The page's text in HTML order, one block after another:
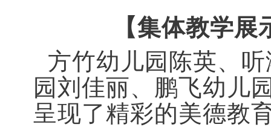
【集体教学
方竹幼儿园陈英、
园刘佳丽、鹏飞幼儿
呈现了精彩的美德教